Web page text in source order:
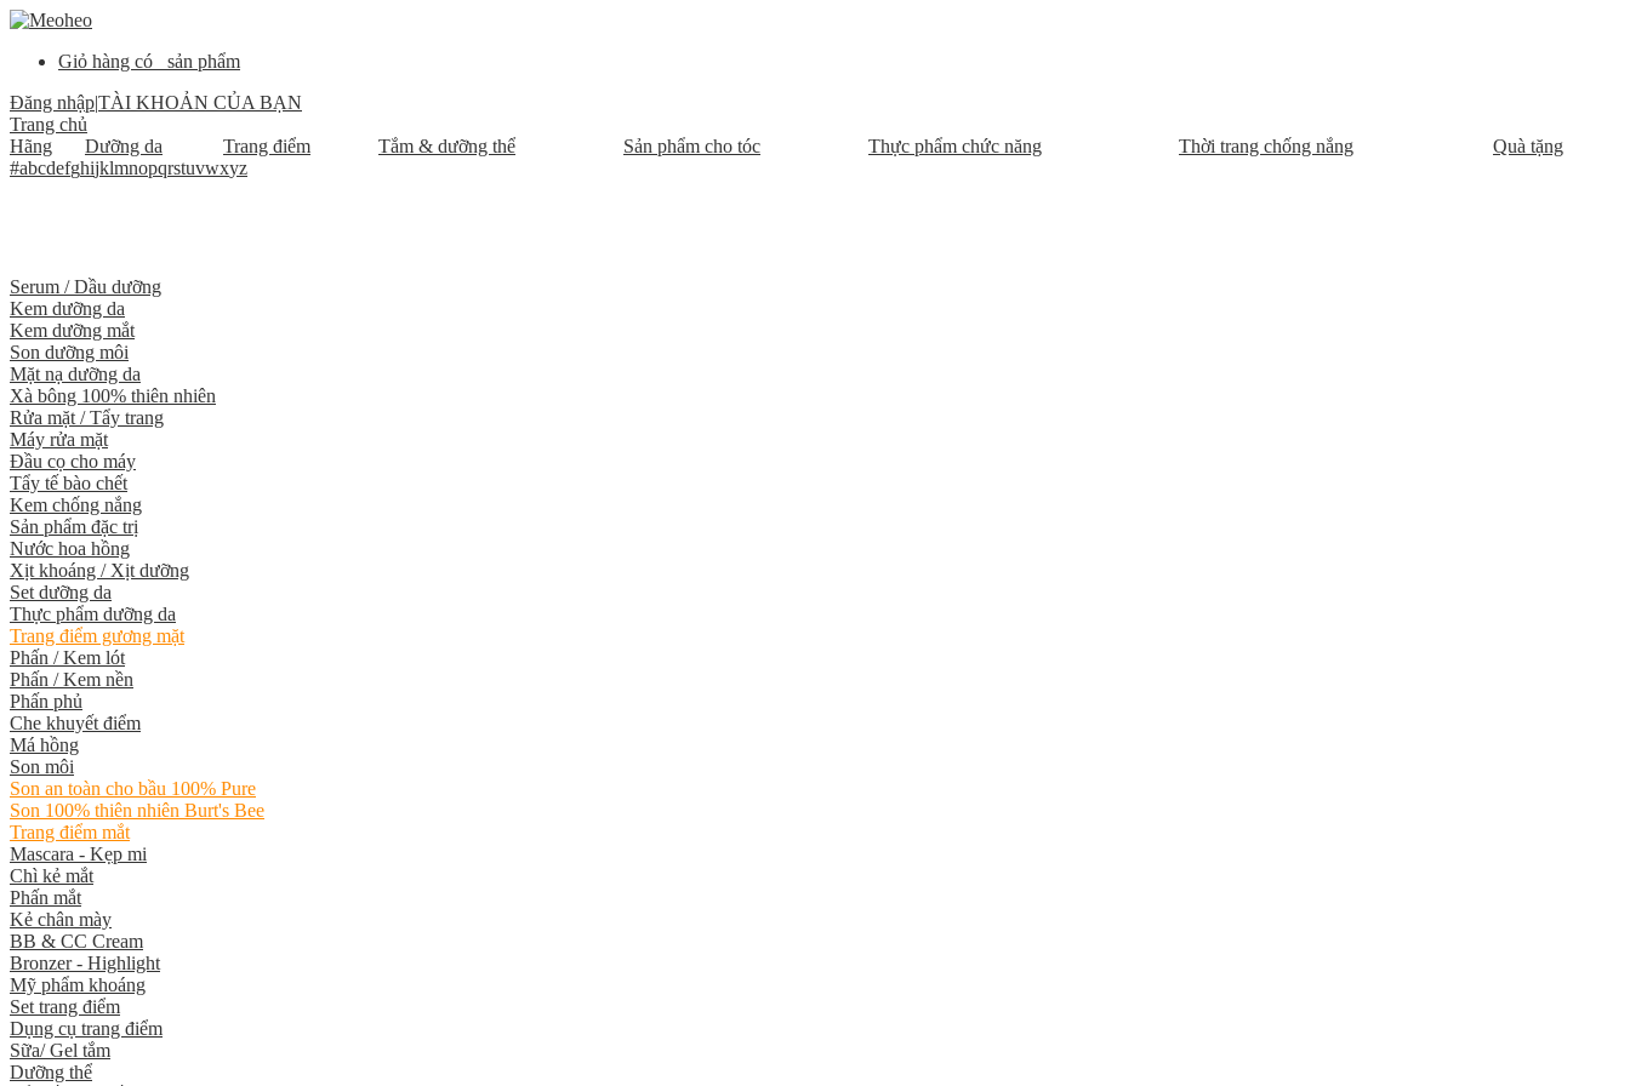
Giỏ hàng có
sản phẩm
Đăng nhập|TÀI KHOẢN CỦA BẠN
Trang chủ
Hãng
Dưỡng da Trang điểm Tắm & dưỡng thể Sản phẩm cho tóc Thực phẩm chức năng Thời trang chống nắng
Quà tặng
#abcdefghijklmnopqrstuvwxyz
Serum / Dầu dưỡng
Kem dưỡng da
Kem dưỡng mắt
Son dưỡng môi
Mặt nạ dưỡng da
Xà bông 100% thiên nhiên
Rửa mặt / Tẩy trang
Máy rửa mặt
Đầu cọ cho máy
Tẩy tế bào chết
Kem chống nắng
Sản phẩm đặc trị
Nước hoa hồng
Xịt khoáng / Xịt dưỡng
Set dưỡng da
Thực phẩm dưỡng da
Trang điểm gương mặt
Phấn / Kem lót
Phấn / Kem nền
Phấn phủ
Che khuyết điểm
Má hồng
Son môi
Son an toàn cho bầu 100% Pure
Son 100% thiên nhiên Burt's Bee
Trang điểm mắt
Mascara - Kẹp mi
Chì kẻ mắt
Phấn mắt
Kẻ chân mày
BB & CC Cream
Bronzer - Highlight
Mỹ phẩm khoáng
Set trang điểm
Dụng cụ trang điểm
Sữa/ Gel tắm
Dưỡng thể